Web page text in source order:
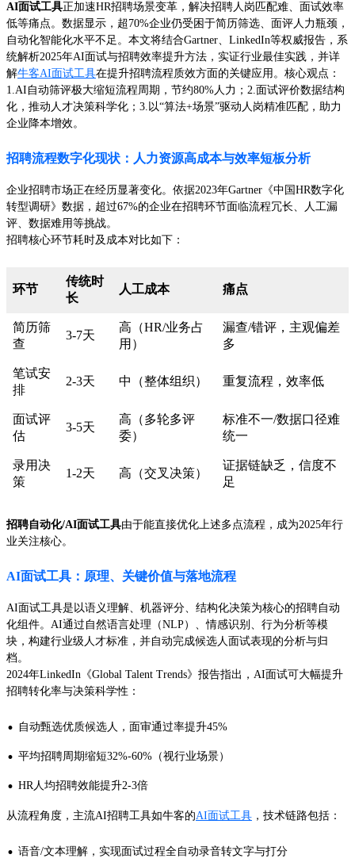
AI面试工具正加速HR招聘场景变革，解决招聘人岗匹配难、面试效率
低等痛点。数据显示，超70%企业仍受困于简历筛选、面评人力瓶颈，
自动化智能化水平不足。本文将结合Gartner、LinkedIn等权威报告，系
统解析2025年AI面试与招聘效率提升方法，实证行业最佳实践，并详
解牛客AI面试工具在提升招聘流程质效方面的关键应用。核心观点：
1.AI自动筛评极大缩短流程周期，节约80%人力；2.面试评价数据结构
化，推动人才决策科学化；3.以“算法+场景”驱动人岗精准匹配，助力
企业降本增效。
招聘流程数字化现状：人力资源高成本与效率短板分析
企业招聘市场正在经历显著变化。依据2023年Gartner《中国HR数字化
转型调研》数据，超过67%的企业在招聘环节面临流程冗长、人工漏
评、数据难用等挑战。
招聘核心环节耗时及成本对比如下：
环节
传统时
长
人工成本 痛点
简历筛
查
3-7天
高（HR/业务占
用）
漏查/错评，主观偏差
多
笔试安
排
2-3天 中（整体组织） 重复流程，效率低
面试评
估
3-5天
高（多轮多评
委）
标准不一/数据口径难
统一
录用决
策
1-2天 高（交叉决策）
证据链缺乏，信度不
足
招聘自动化/AI面试工具由于能直接优化上述多点流程，成为2025年行
业关注核心。
AI面试工具：原理、关键价值与落地流程
AI面试工具是以语义理解、机器评分、结构化决策为核心的招聘自动
化组件。AI通过自然语言处理（NLP）、情感识别、行为分析等模
块，构建行业级人才标准，并自动完成候选人面试表现的分析与归
档。
2024年LinkedIn《Global Talent Trends》报告指出，AI面试可大幅提升
招聘转化率与决策科学性：
· 自动甄选优质候选人，面审通过率提升45%
· 平均招聘周期缩短32%-60%（视行业场景）
· HR人均招聘效能提升2-3倍
从流程角度，主流AI招聘工具如牛客的AI面试工具 ，技术链路包括：
· 语音/文本理解，实现面试过程全自动录音转文字与打分